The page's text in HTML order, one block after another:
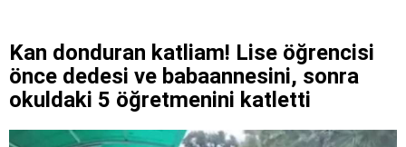
Kan donduran katliam! Lise öğrencisi
önce dedesi ve babaannesini, sonra
okuldaki 5 öğretmenini katletti